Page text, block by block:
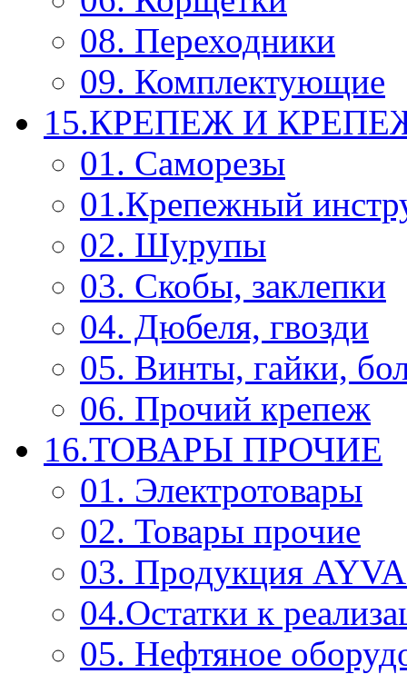
08. Переходники
09. Комплектующие
15.КРЕПЕЖ И
01. Саморезы
01.Крепежный
02. Шурупы
03. Скобы, заклепки
04. Дюбеля, гвозди
05. Винты, гайки,
06. Прочий крепеж
16.ТОВАРЫ ПРОЧИЕ
01. Электротовары
02. Товары прочие
03. Продукция
04.Остатки к
05. Нефтяное